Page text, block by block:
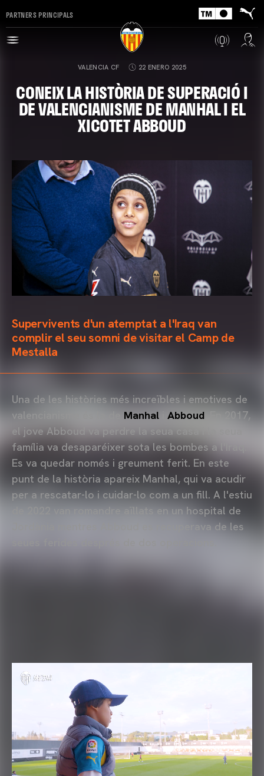
PARTNERS PRINCIPALS
VALENCIA CF 22 ENERO 2025
CONEIX LA HISTÒRIA DE SUPERACIÓ I
DE VALENCIANISME DE MANHAL I EL
XICOTET ABBOUD
Supervivents d'un atemptat a l'Iraq van
complir el seu somni de visitar el Camp de
Mestalla
Una de les històries més increïbles i emotives de
valencianisme és la de Manhal Abboud . En 2017,
el jove Abboud va perdre la seua casa i la seua
família va desaparéixer sota les bombes a l'Iraq.
Es va quedar només i greument ferit. En este
punt de la història apareix Manhal, qui va acudir
per a rescatar-lo i cuidar-lo com a un fill. A l'estiu
de 2022 van romandre aïllats en un hospital de
Jordània mentres Abboud es recuperava de les